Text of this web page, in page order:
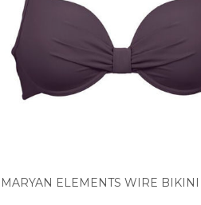
MARYAN ELEMENTS WIRE BIKINI